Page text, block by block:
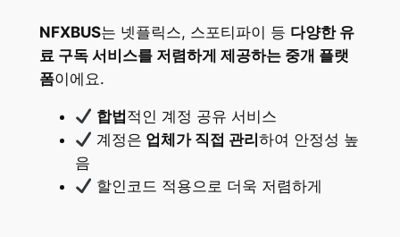
NFXBUS는 넷플릭스, 스포티파이 등 다양한 유
료 구독 서비스를 저렴하게 제공하는 중개 플랫
폼이에요.
합법 적인 계정 공유 서비스
계정은 업체가 직접 관리 하여 안정성 높
음
할인코드 적용으로 더욱 저렴하게